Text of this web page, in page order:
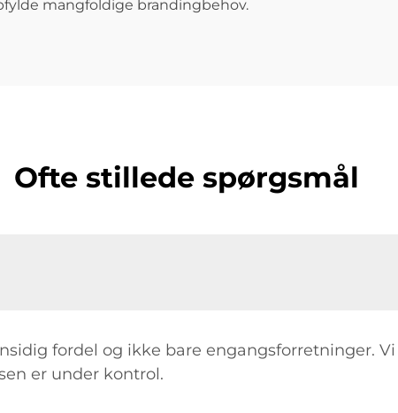
mangfoldige brandingbehov.
Ofte stillede spørgsmål
fordel og ikke bare engangsforretninger.
er under kontrol.